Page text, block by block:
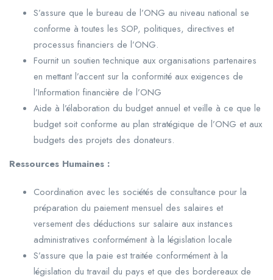
S’assure que le bureau de l’ONG au niveau national se
conforme à toutes les SOP, politiques, directives et
processus financiers de l’ONG.
Fournit un soutien technique aux organisations partenaires
en mettant l’accent sur la conformité aux exigences de
l’Information financière de l’ONG
Aide à l’élaboration du budget annuel et veille à ce que le
budget soit conforme au plan stratégique de l’ONG et aux
budgets des projets des donateurs.
Ressources Humaines :
Coordination avec les sociétés de consultance pour la
préparation du paiement mensuel des salaires et
versement des déductions sur salaire aux instances
administratives conformément à la législation locale
S’assure que la paie est traitée conformément à la
législation du travail du pays et que des bordereaux de